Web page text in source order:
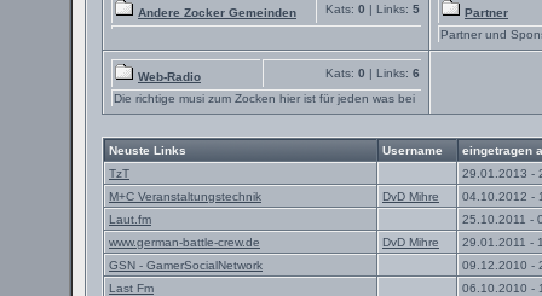
Andere Zocker Gemeinden Kats: 0 | Links: 5
Partner
Partner und
Web-Radio Kats: 0 | Links: 6
Die richtige musi zum Zocken hier ist für jeden was bei
Neuste Links Username
eingetragen
TzT
29.01.2013 -
M+C Veranstaltungstechnik
DvD Mihre
04.10.2012 -
Laut.fm
25.10.2011 -
www.german-battle-crew.de
DvD Mihre
29.01.2011 -
GSN - GamerSocialNetwork
09.12.2010 -
Last Fm
06.10.2010 -